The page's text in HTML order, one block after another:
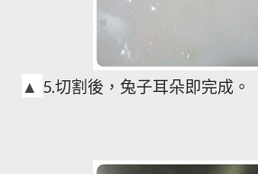
▲ 5.切割後，兔子耳朵即完成。